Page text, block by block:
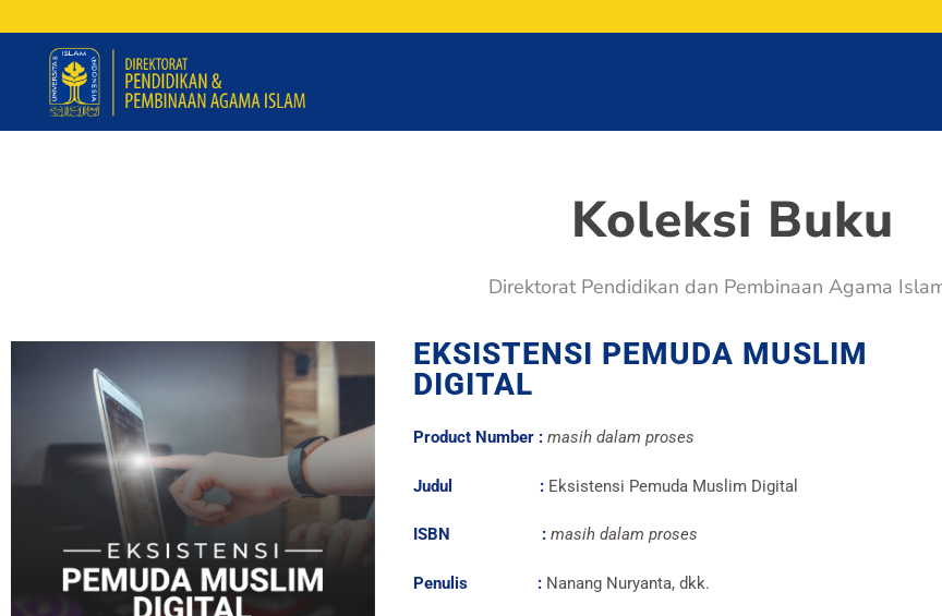
Koleksi Buku
Direktorat Pendidikan dan Pembinaan Agama
EKSISTENSI PEMUDA MUSLIM
DIGITAL
Product Number :masih dalam proses
Judul : Eksistensi Pemuda Muslim Digital
ISBN :masih dalam proses
Penulis : Nanang Nuryanta, dkk.